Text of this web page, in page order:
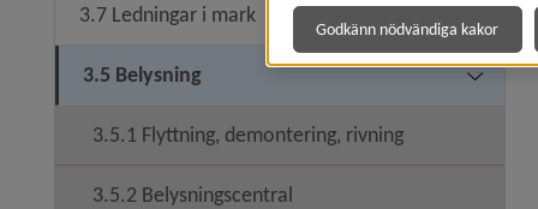
3.7 Ledningar i mark
3.5 Belysning
3.5.1 Flyttning, demontering, rivning
3.5.2 Belysningscentral
Godkänn nödvändiga kakor